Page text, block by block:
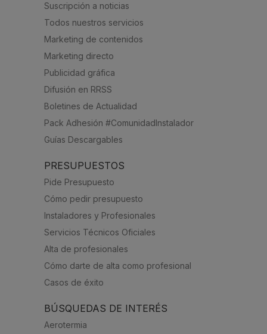
Suscripción a noticias
Todos nuestros servicios
Marketing de contenidos
Marketing directo
Publicidad gráfica
Difusión en RRSS
Boletines de Actualidad
Pack Adhesión #ComunidadInstalador
Guías Descargables
PRESUPUESTOS
Pide Presupuesto
Cómo pedir presupuesto
Instaladores y Profesionales
Servicios Técnicos Oficiales
Alta de profesionales
Cómo darte de alta como profesional
Casos de éxito
BÚSQUEDAS DE INTERÉS
Aerotermia